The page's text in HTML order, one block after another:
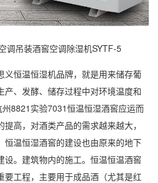
调吊装酒窖空调除湿机SYTF-5
义恒温恒湿机品牌，就是用来储存葡
产、发酵、储存过程中对环境温度和
8821实验7031恒温恒湿酒窖应运而
高，对酒类产品的需求越来越大，
恒温恒湿酒窖的建设也由原来的地下
设。建筑物内的施工。恒温恒温酒窖
要工程，主要用于成品酒（尤其是红